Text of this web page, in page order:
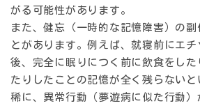
がる可能性があります。
また、健忘（一時的な記憶障害）の
とがあります。例えば、就寝前にエ
後、完全に眠りにつく前に飲食をした
たりしたことの記憶が全く残らないと
稀に、異常行動（夢遊病に似た行動